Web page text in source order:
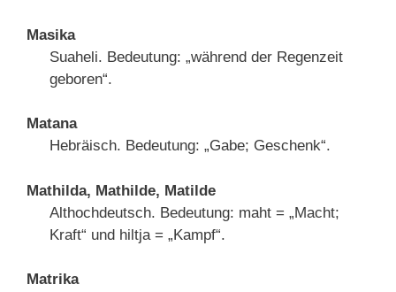
Masika
Suaheli. Bedeutung: „während der Regenzeit
geboren“.
Matana
Hebräisch. Bedeutung: „Gabe; Geschenk“.
Mathilda, Mathilde, Matilde
Althochdeutsch. Bedeutung: maht = „Macht;
Kraft“ und hiltja = „Kampf“.
Matrika